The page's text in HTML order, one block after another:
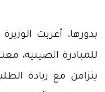
بدورها، أعربت
للمبادرة الصينية،
يتزامن مع زيادة